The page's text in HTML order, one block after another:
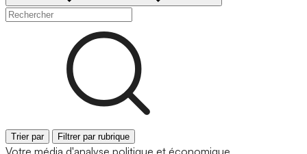
Trier par Filtrer par rubrique
Votre média d'analyse politique et économique